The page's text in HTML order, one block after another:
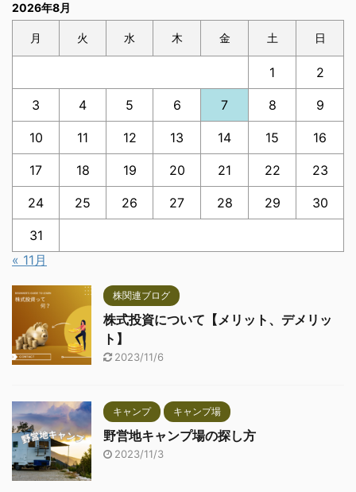
2026年8月
月 火 水 木 金 土 日
1 2
3 4 5 6 7 8 9
10 11 12 13 14 15 16
17 18 19 20 21 22 23
24 25 26 27 28 29 30
31
« 11月
株関連ブログ
株式投資について【メリット、デメリッ
ト】
2023/11/6
キャンプ キャンプ場
野営地キャンプ場の探し方
2023/11/3